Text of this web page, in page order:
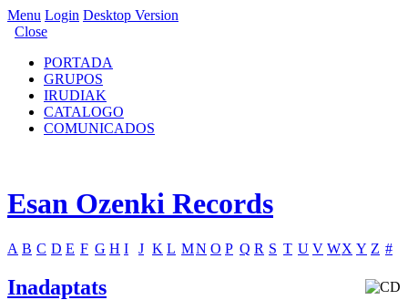
Menu Login Desktop Version
Close
PORTADA
GRUPOS
IRUDIAK
CATALOGO
COMUNICADOS
Esan Ozenki Records
A B C D E F G H I J K L MN O P Q R S T U V WX Y Z #
Inadaptats